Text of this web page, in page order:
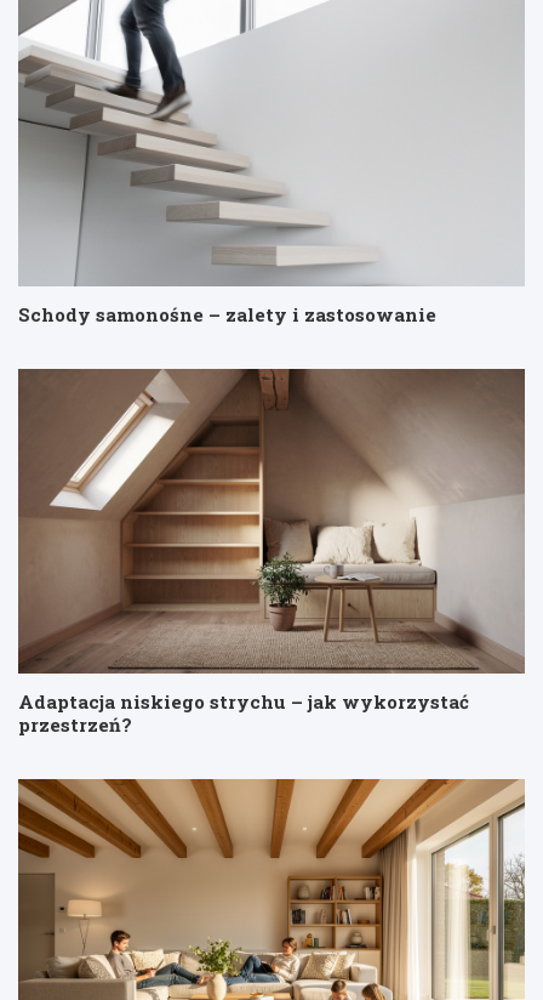
Schody samonośne – zalety i zastosowanie
Adaptacja niskiego strychu – jak wykorzystać
przestrzeń?